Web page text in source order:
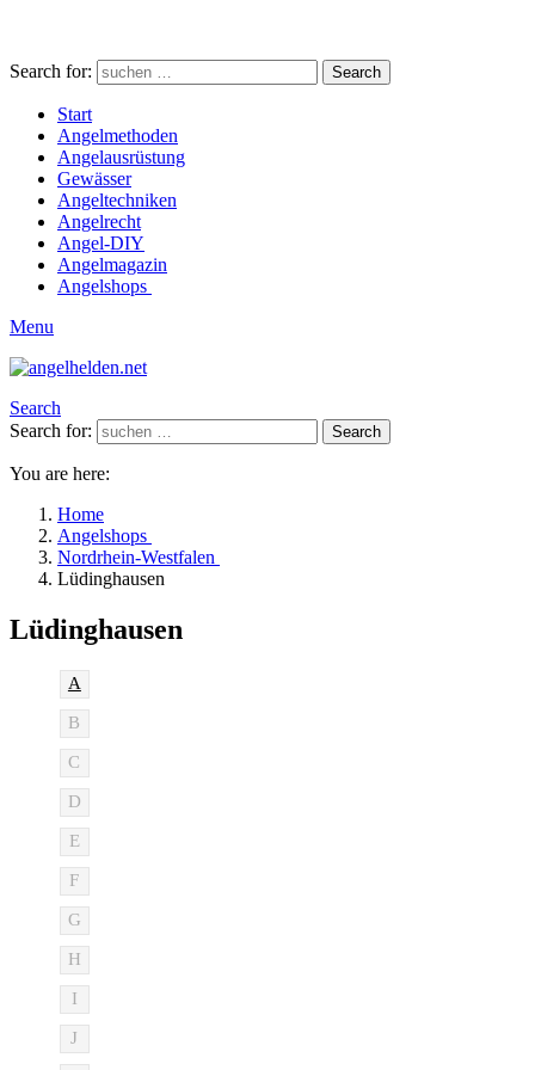
Search for: Search
Start
Angelmethoden
Angelausrüstung
Gewässer
Angeltechniken
Angelrecht
Angel-DIY
Angelmagazin
Angelshops
Menu
Search
Search for:
Search
You are here:
Home
Angelshops
Nordrhein-Westfalen
Lüdinghausen
Lüdinghausen
A
B
C
D
E
F
G
H
I
J